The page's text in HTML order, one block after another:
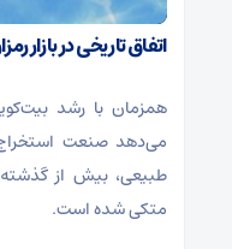
اتفاق تاریخی در بازار
همزمان با رشد
می‌دهد صنعت استخراج
طبیعی، بیش از گذشته
متکی شده است.